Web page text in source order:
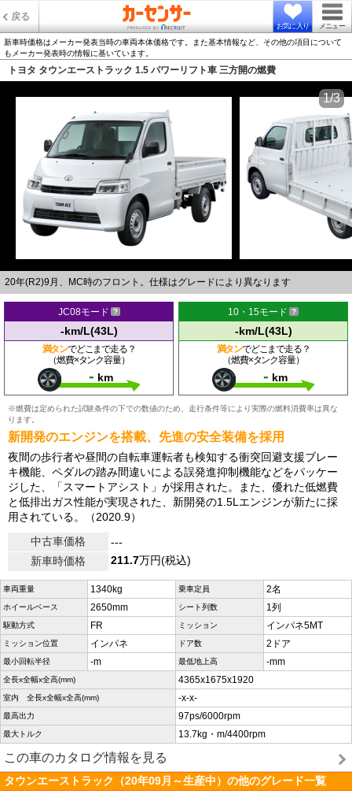
戻る
お気に入り メニュー
新車時価格はメーカー発表当時の車両本体価格です。また基本情報など、その他の項目について
もメーカー発表時の情報に基いています。
トヨタ タウンエーストラック 1.5 パワーリフト車 三方開の燃費
20年(R2)9月、MC時のフロント。仕様はグレードにより異なります
1/3
JC08モード
-km/L(43L)
満タンでどこまで走る？
（燃費×タンク容量）
- km
10・15モード
-km/L(43L)
満タンでどこまで走る？
（燃費×タンク容量）
- km
※燃費は定められた試験条件の下での数値のため、走行条件等により実際の燃料消費率は異な
ります。
新開発のエンジンを搭載、先進の安全装備を採用
夜間の歩行者や昼間の自転車運転者も検知する衝突回避支援ブレー
キ機能、ペダルの踏み間違いによる誤発進抑制機能などをパッケー
ジした、「スマートアシスト」が採用された。また、優れた低燃費
と低排出ガス性能が実現された、新開発の1.5Lエンジンが新たに採
用されている。（2020.9）
中古車価格
---
新車時価格
211.7万円(税込)
車両重量 1340kg 乗車定員 2名
ホイールベース 2650mm シート列数 1列
駆動方式 FR ミッション インパネ5MT
ミッション位置 インパネ ドア数 2ドア
最小回転半径 -m 最低地上高 -mm
全長x全幅x全高(mm) 4365x1675x1920
室内 全長x全幅x全高(mm) -x-x-
最高出力 97ps/6000rpm
最大トルク 13.7kg・m/4400rpm
この車のカタログ情報を見る
タウンエーストラック（20年09月～生産中）の他のグレード一覧